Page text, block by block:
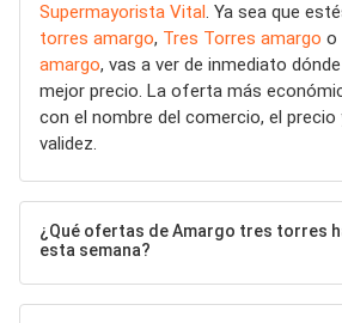
Supermayorista Vital. Ya sea que
torres amargo, Tres Torres amargo o
amargo, vas a ver de inmediato
mejor precio. La oferta más
con el nombre del comercio, el precio
validez.
¿Qué ofertas de Amargo tres torres
esta semana?